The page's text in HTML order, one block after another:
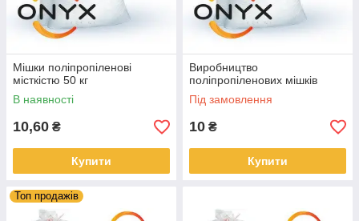
Мішки поліпропіленові
місткістю 50 кг
В наявності
10,60 ₴
Купити
Виробництво
поліпропіленових мішків
Під замовлення
10 ₴
Купити
Топ продажів